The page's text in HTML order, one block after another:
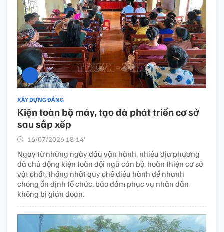
XÂY DỰNG ĐẢNG
Kiện toàn bộ máy, tạo đà phát triển cơ sở
sau sắp xếp
16/07/2026 18:14’
Ngay từ những ngày đầu vận hành, nhiều địa phương
đã chủ động kiện toàn đội ngũ cán bộ, hoàn thiện cơ sở
vật chất, thống nhất quy chế điều hành để nhanh
chóng ổn định tổ chức, bảo đảm phục vụ nhân dân
không bị gián đoạn.